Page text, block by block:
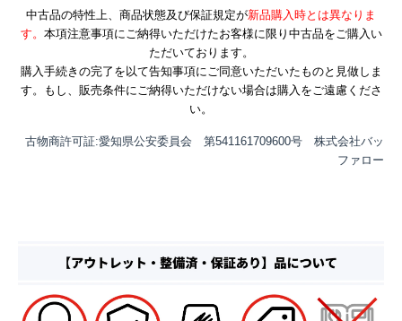
中古品の特性上、商品状態及び保証規定が新品購入時とは異なりま
す。 本項注意事項にご納得いただけたお客様に限り中古品をご購入い
ただいております。
購入手続きの完了を以て告知事項にご同意いただいたものと見做しま
す。もし、販売条件にご納得いただけない場合は購入をご遠慮くださ
い。
古物商許可証:愛知県公安委員会 第541161709600号 株式会社バッ
ファロー